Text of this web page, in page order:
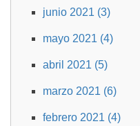
junio 2021 (3)
mayo 2021 (4)
abril 2021 (5)
marzo 2021 (6)
febrero 2021 (4)